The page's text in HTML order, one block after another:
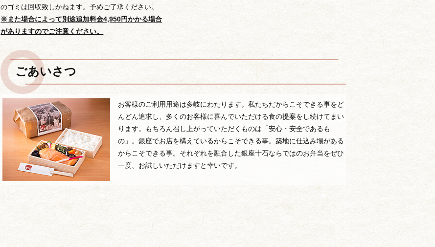
のゴミは回収致しかねます。予めご了承ください。
※また場合によって別途追加料金4,950円かかる場合
がありますのでご注意ください。
ごあいさつ
お客様のご利用用途は多岐にわたります。私たちだからこそできる事をど
んどん追求し、多くのお客様に喜んでいただける食の提案をし続けてまい
ります。もちろん召し上がっていただくものは「安心・安全であるも
の」。銀座でお店を構えているからこそできる事。築地に仕込み場がある
からこそできる事。それぞれを融合した銀座十石ならではのお弁当をぜひ
一度、お試しいただけますと幸いです。
価格から選ぶ
用途から選ぶ